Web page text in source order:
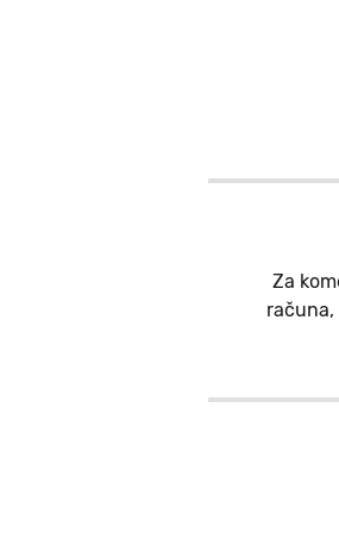
Za